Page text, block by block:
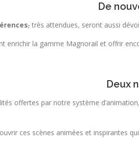
De
, très attendues, seront aussi
enrichir la gamme Magnorail et offrir
Deux
offertes par notre système d’animation,
ces scènes animées et inspirantes